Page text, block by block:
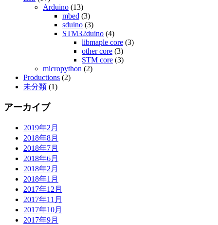
Arduino (13)
mbed (3)
sduino (3)
STM32duino (4)
libmaple core (3)
other core (3)
STM core (3)
micropython (2)
Productions (2)
未分類 (1)
アーカイブ
2019年2月
2018年8月
2018年7月
2018年6月
2018年2月
2018年1月
2017年12月
2017年11月
2017年10月
2017年9月